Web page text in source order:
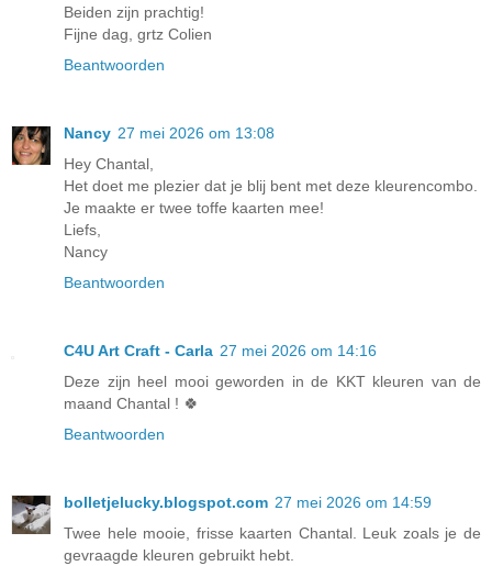
Beiden zijn prachtig!
Fijne dag, grtz Colien
Beantwoorden
Nancy 27 mei 2026 om 13:08
Hey Chantal,
Het doet me plezier dat je blij bent met deze kleurencombo.
Je maakte er twee toffe kaarten mee!
Liefs,
Nancy
Beantwoorden
C4U Art Craft - Carla 27 mei 2026 om 14:16
Deze zijn heel mooi geworden in de KKT kleuren van de
maand Chantal ! 🍀
Beantwoorden
bolletjelucky.blogspot.com 27 mei 2026 om 14:59
Twee hele mooie, frisse kaarten Chantal. Leuk zoals je de
gevraagde kleuren gebruikt hebt.